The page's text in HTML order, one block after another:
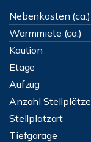
Nebenkosten (ca.)
Warmmiete (ca.)
Kaution
Etage
Aufzug
Anzahl Stellplätze
Stellplatzart
Tiefgarage